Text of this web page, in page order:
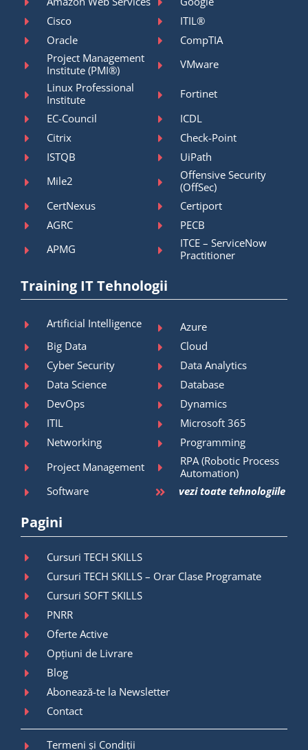
Cisco
ITIL®
Oracle
CompTIA
Project Management
Institute (PMI®)
VMware
Linux Professional
Institute
Fortinet
EC-Council
ICDL
Citrix
Check-Point
ISTQB
UiPath
Mile2
Offensive Security
(OffSec)
CertNexus
Certiport
AGRC
PECB
APMG
ITCE – ServiceNow
Practitioner
Training IT Tehnologii
Artificial Intelligence
Azure
Big Data
Cloud
Cyber Security
Data Analytics
Data Science
Database
DevOps
Dynamics
ITIL
Microsoft 365
Networking
Programming
Project Management
RPA (Robotic Process
Automation)
Software
vezi toate tehnologiile
Pagini
Cursuri TECH SKILLS
Cursuri TECH SKILLS – Orar Clase Programate
Cursuri SOFT SKILLS
PNRR
Oferte Active
Opțiuni de Livrare
Blog
Abonează-te la Newsletter
Contact
Termeni și Condiții